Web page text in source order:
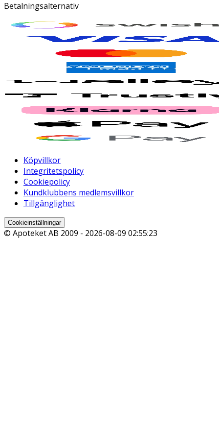
Betalningsalternativ
Köpvillkor
Integritetspolicy
Cookiepolicy
Kundklubbens medlemsvillkor
Tillgänglighet
Cookieinställningar
© Apoteket AB 2009 - 2026-08-09 02:55:23